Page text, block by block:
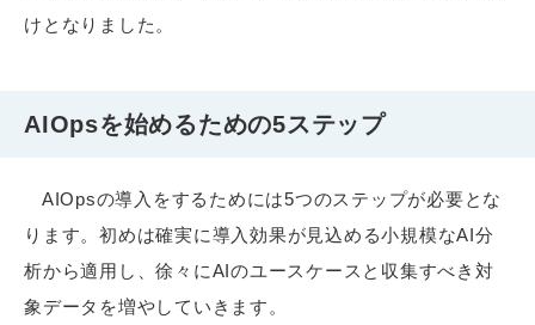
けとなりました。
AIOpsを始めるための5ステップ
AIOpsの導入をするためには5つのステップが必要とな
ります。初めは確実に導入効果が見込める小規模なAI分
析から適用し、徐々にAIのユースケースと収集すべき対
象データを増やしていきます。